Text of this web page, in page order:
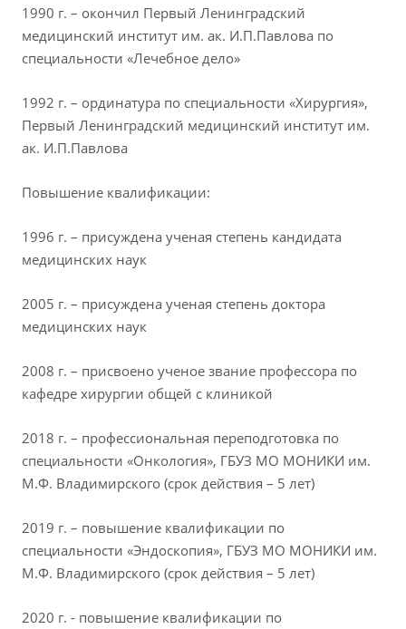
1990 г. – окончил Первый Ленинградский
медицинский институт им. ак. И.П.Павлова по
специальности «Лечебное дело»
1992 г. – ординатура по специальности «Хирургия»,
Первый Ленинградский медицинский институт им.
ак. И.П.Павлова
Повышение квалификации:
1996 г. – присуждена ученая степень кандидата
медицинских наук
2005 г. – присуждена ученая степень доктора
медицинских наук
2008 г. – присвоено ученое звание профессора по
кафедре хирургии общей с клиникой
2018 г. – профессиональная переподготовка по
специальности «Онкология», ГБУЗ МО МОНИКИ им.
М.Ф. Владимирского (срок действия – 5 лет)
2019 г. – повышение квалификации по
специальности «Эндоскопия», ГБУЗ МО МОНИКИ им.
М.Ф. Владимирского (срок действия – 5 лет)
2020 г. - повышение квалификации по